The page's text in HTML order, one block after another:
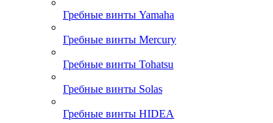
Гребные винты Yamaha
Гребные винты Mercury
Гребные винты Tohatsu
Гребные винты Solas
Гребные винты HIDEA